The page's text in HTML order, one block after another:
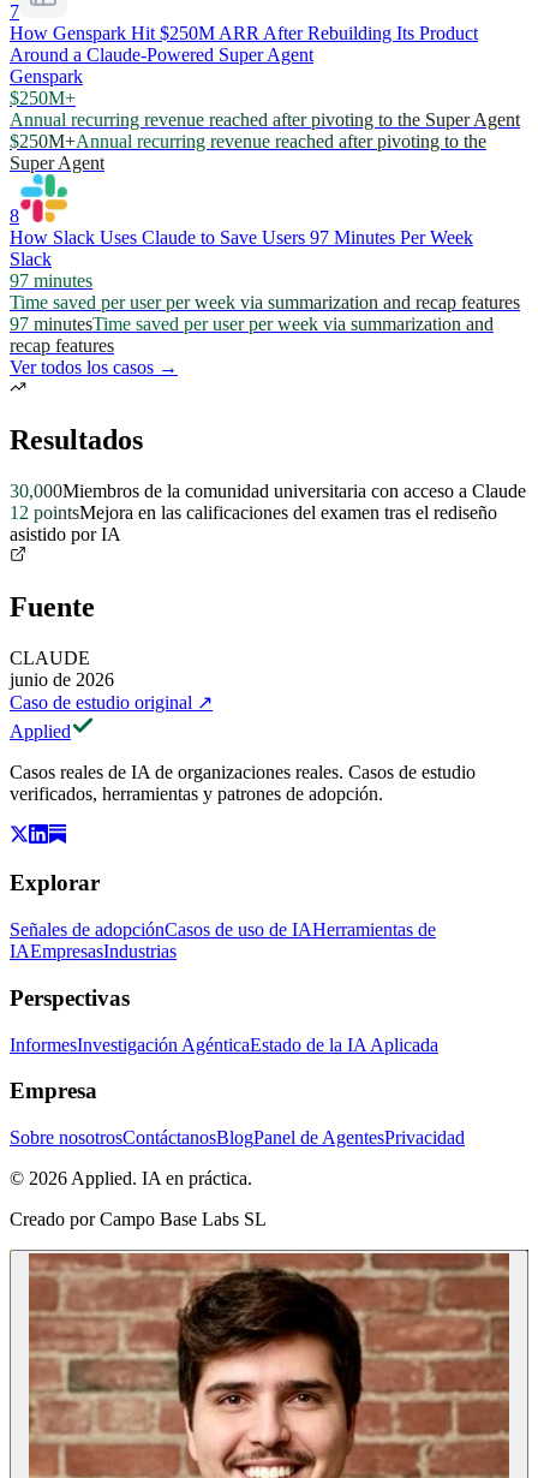
7
How Genspark Hit $250M ARR After Rebuilding Its Product
Around a Claude-Powered Super Agent
Genspark
$250M+
Annual recurring revenue reached after pivoting to the Super Agent
$250M+Annual recurring revenue reached after pivoting to the
Super Agent
8
How Slack Uses Claude to Save Users 97 Minutes Per Week
Slack
97 minutes
Time saved per user per week via summarization and recap features
97 minutesTime saved per user per week via summarization and
recap features
Ver todos los casos →
Resultados
30,000Miembros de la comunidad universitaria con acceso a Claude
12 pointsMejora en las calificaciones del examen tras el rediseño
asistido por IA
Fuente
CLAUDE
junio de 2026
Caso de estudio original ↗
Applied
Casos reales de IA de organizaciones reales. Casos de estudio
verificados, herramientas y patrones de adopción.
Explorar
Señales de adopciónCasos de uso de IAHerramientas de
IAEmpresasIndustrias
Perspectivas
InformesInvestigación AgénticaEstado de la IA Aplicada
Empresa
Sobre nosotrosContáctanosBlogPanel de AgentesPrivacidad
© 2026 Applied. IA en práctica.
Creado por Campo Base Labs SL